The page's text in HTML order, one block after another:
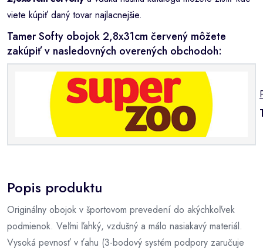
viete kúpiť daný tovar najlacnejšie.
Tamer Softy obojok 2,8x31cm červený môžete
zakúpiť v nasledovných overených obchodoh:
Popis produktu
Originálny obojok v športovom prevedení do akýchkoľvek
podmienok. Veľmi ľahký, vzdušný a málo nasiakavý materiál.
Vysoká pevnosť v ťahu (3-bodový systém podpory zaručuje